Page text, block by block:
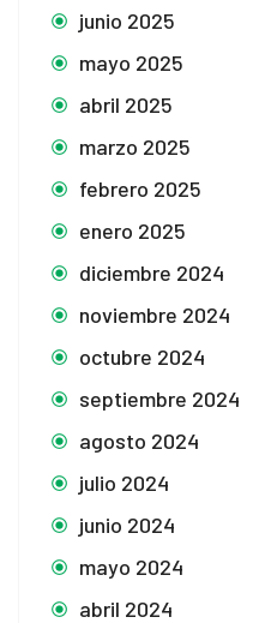
junio 2025
mayo 2025
abril 2025
marzo 2025
febrero 2025
enero 2025
diciembre 2024
noviembre 2024
octubre 2024
septiembre 2024
agosto 2024
julio 2024
junio 2024
mayo 2024
abril 2024